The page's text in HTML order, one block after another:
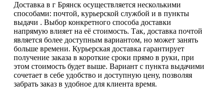
Доставка в г Брянск осуществляется несколькими
способами: почтой, курьерской службой и в пункты
выдачи . Выбор конкретного способа доставки
напрямую влияет на её стоимость. Так, доставка почтой
является более доступным вариантом, но может занять
больше времени. Курьерская доставка гарантирует
получение заказа в короткие сроки прямо в руки, при
этом стоимость будет выше. Вариант с пункта выдачими
сочетает в себе удобство и доступную цену, позволяя
забрать заказ в удобное для клиента время.